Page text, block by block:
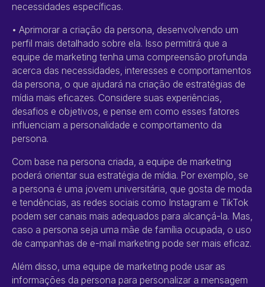
necessidades específicas.
• Aprimorar a criação da persona, desenvolvendo um
perfil mais detalhado sobre ela. Isso permitirá que a
equipe de marketing tenha uma compreensão profunda
acerca das necessidades, interesses e comportamentos
da persona, o que ajudará na criação de estratégias de
mídia mais eficazes. Considere suas experiências,
desafios e objetivos, e pense em como esses fatores
influenciam a personalidade e comportamento da
persona.
Com base na persona criada, a equipe de marketing
poderá orientar sua estratégia de mídia. Por exemplo, se
a persona é uma jovem universitária, que gosta de moda
e tendências, as redes sociais como Instagram e TikTok
podem ser canais mais adequados para alcançá-la. Mas,
caso a persona seja uma mãe de família ocupada, o uso
de campanhas de e-mail marketing pode ser mais eficaz.
Além disso, uma equipe de marketing pode usar as
informações da persona para personalizar a mensagem